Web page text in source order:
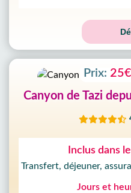
Prix: 25€
Canyon de Tazi
Inclus dans
Transfert, déjeuner,
Jours et